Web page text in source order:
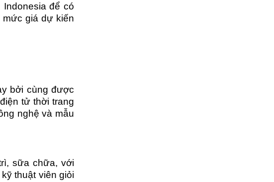
để có
mức giá dự kiến
bởi cùng được
tử thời trang
nghệ và mẫu
sữa chữa, với
thuật viên giỏi